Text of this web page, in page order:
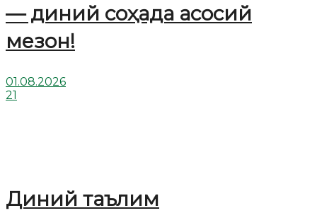
— диний соҳада асосий
мезон!
01.08.2026
21
Диний таълим